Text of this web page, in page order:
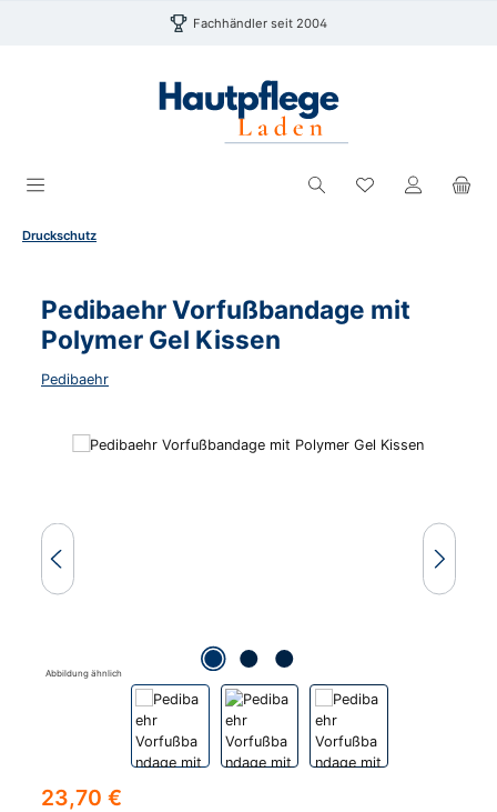
Zum Hauptinhalt springen Fachhändler seit 2004
Du hast 0
Druckschutz
Pedibaehr Vorfußbandage mit
Polymer Gel Kissen
Pedibaehr
Bildergalerie überspringen
Abbildung ähnlich
Regulärer Preis:
23,70 €